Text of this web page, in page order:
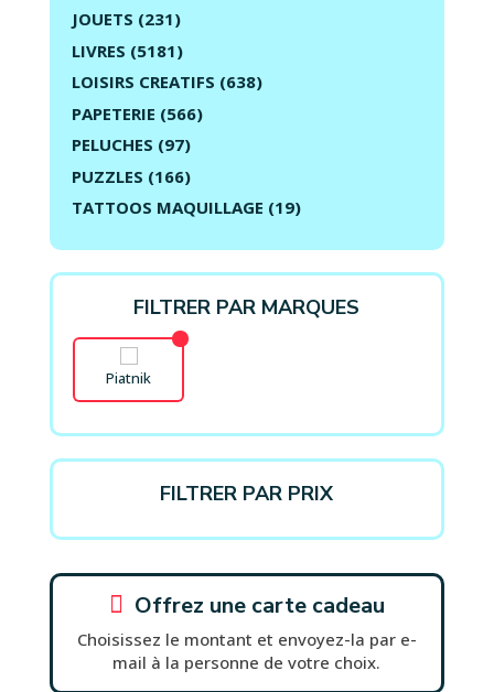
JOUETS (231)
LIVRES (5181)
LOISIRS CREATIFS (638)
PAPETERIE (566)
PELUCHES (97)
PUZZLES (166)
TATTOOS MAQUILLAGE (19)
FILTRER PAR MARQUES
Piatnik
FILTRER PAR PRIX
 Offrez une carte cadeau
Choisissez le montant et envoyez-la par e-
mail à la personne de votre choix.